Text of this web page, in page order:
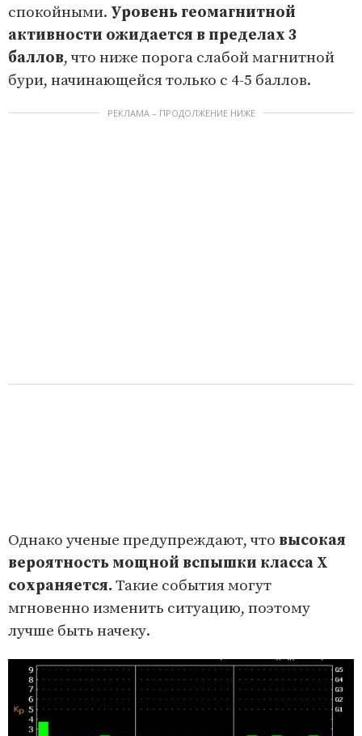
спокойными. Уровень геомагнитной
активности ожидается в пределах 3
баллов, что ниже порога слабой магнитной
бури, начинающейся только с 4-5 баллов.
РЕКЛАМА – ПРОДОЛЖЕНИЕ НИЖЕ
Однако ученые предупреждают, что высокая
вероятность мощной вспышки класса X
сохраняется.Такие события могут
мгновенно изменить ситуацию, поэтому
лучше быть начеку.